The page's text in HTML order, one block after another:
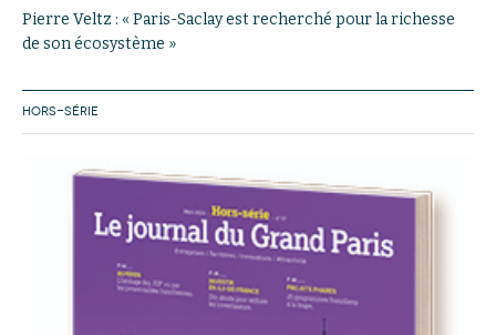
Pierre Veltz : « Paris-Saclay est recherché pour la richesse
de son écosystème »
HORS-SÉRIE